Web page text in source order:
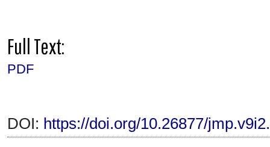
Full Text:
PDF
DOI: https://doi.org/10.26877/